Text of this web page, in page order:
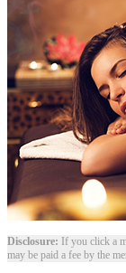
Disclosure: If you click a
may be paid a fee by the